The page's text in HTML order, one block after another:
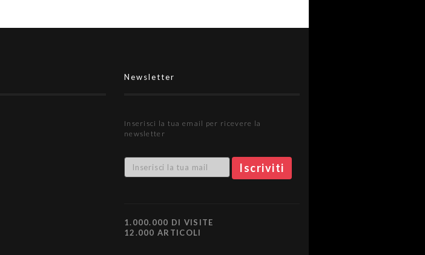
Newsletter
Inserisci la tua email per ricevere la
newsletter
1.000.000 DI VISITE
12.000 ARTICOLI